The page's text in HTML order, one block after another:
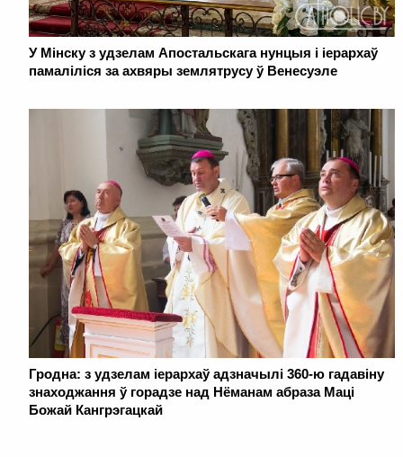
У Мінску з удзелам Апостальскага нунцыя і іерархаў
памаліліся за ахвяры землятрусу ў Венесуэле
Гродна: з удзелам іерархаў адзначылі 360-ю гадавіну
знаходжання ў горадзе над Нёманам абраза Маці
Божай Кангрэгацкай